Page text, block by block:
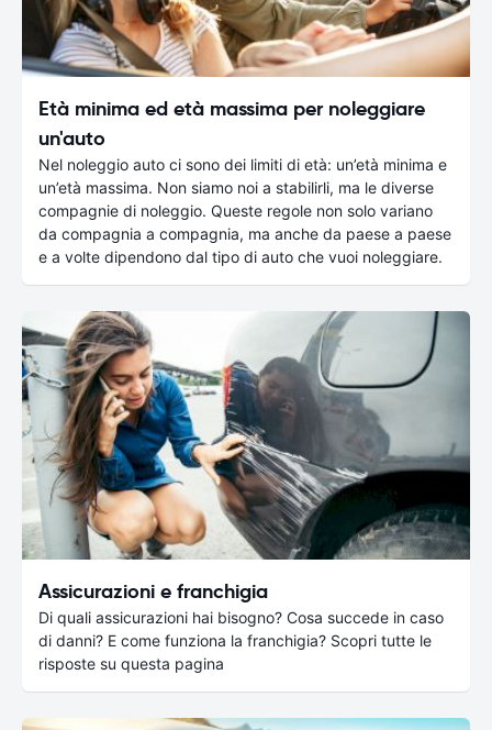
Età minima ed età massima per noleggiare
un'auto
Nel noleggio auto ci sono dei limiti di età: un’età minima e
un’età massima. Non siamo noi a stabilirli, ma le diverse
compagnie di noleggio. Queste regole non solo variano
da compagnia a compagnia, ma anche da paese a paese
e a volte dipendono dal tipo di auto che vuoi noleggiare.
Assicurazioni e franchigia
Di quali assicurazioni hai bisogno? Cosa succede in caso
di danni? E come funziona la franchigia? Scopri tutte le
risposte su questa pagina